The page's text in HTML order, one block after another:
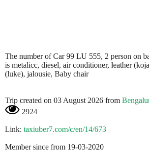
The number of Car 99 LU 555, 2 person on
is metalicc, diesel, air conditioner, leather
(luke), jalousie, Baby chair
Trip created on 03 August 2026 from
2924
Link: taxiuber7.com/c/en/14/673
Member since from 19-03-2020